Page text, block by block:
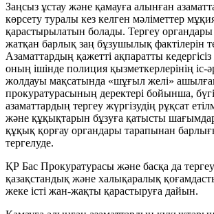
Заңсыз ұстау және қамауға алынған
көрсету туралы кез келген мәліметтер
қарастырылатын болады. Тергеу органдары
жатқан барлық заң бұзушылық фактілерін
Азаматтардың қажетті ақпаратты
оның ішінде полиция қызметкерлерінің іс-
жолдауы мақсатында «шұғыл желі»
прокуратурасының деректері бойынша,
азаматтардың тергеу жүргізудің рұқсат
және құқықтарын бұзуға қатысты
құқық қорғау органдары тарапынан
тергелуде.
ҚР Бас Прокуратурасы және басқа да
қазақстандық және халықаралық
жеке істі жан-жақты қарастыруға дайын.